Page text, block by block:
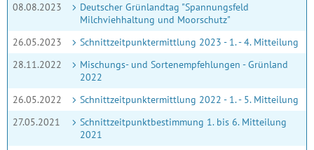
08.08.2023
Deutscher Grünlandtag "Spannungsfeld
Milchviehhaltung und Moorschutz"
26.05.2023
Schnittzeitpunktermittlung 2023 - 1. - 4. Mitteilung
28.11.2022
Mischungs- und Sortenempfehlungen - Grünland
2022
26.05.2022
Schnittzeitpunktermittlung 2022 - 1. - 5. Mitteilung
27.05.2021
Schnittzeitpunktbestimmung 1. bis 6. Mitteilung
2021